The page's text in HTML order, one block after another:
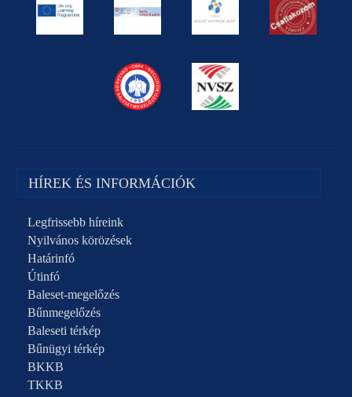
HÍREK ÉS INFORMÁCIÓK
Legfrissebb híreink
Nyilvános körözések
Határinfó
Útinfó
Baleset-megelőzés
Bűnmegelőzés
Baleseti térkép
Bűnügyi térkép
BKKB
TKKB